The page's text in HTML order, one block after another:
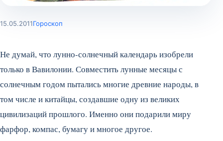
15.05.2011Гороскоп
Не думай, что лунно-солнечный календарь изобрели
только в Вавилонии. Совместить лунные месяцы с
солнечным годом пытались многие древние народы, в
том числе и китайцы, создавшие одну из великих
цивилизаций прошлого. Именно они подарили миру
фарфор, компас, бумагу и многое другое.